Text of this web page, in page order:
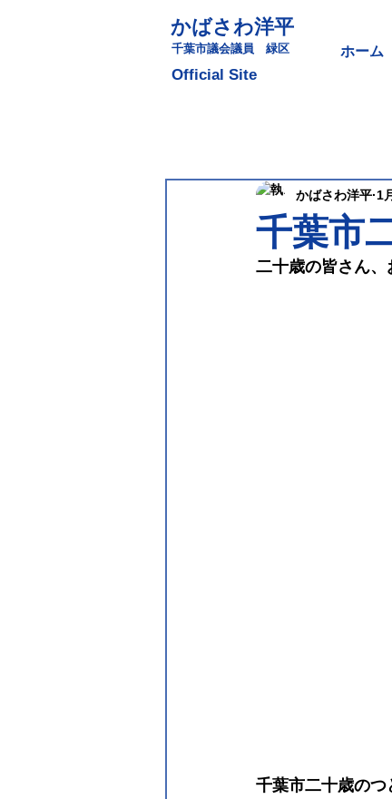
かばさわ洋平
​千葉市議会議員 緑区
​Official Site
ホーム
千葉市
かばさわ洋平 1
二十歳の皆さん、
千葉市二十歳のつ